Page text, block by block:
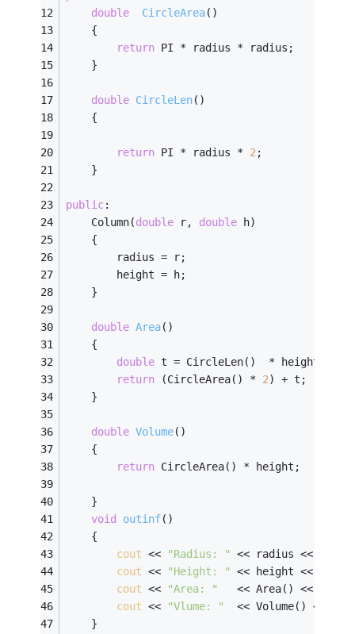
double
CircleArea()
	{
return PI * radius * radius;
	}
double CircleLen()
	{
return PI * radius * 2;
	}
public:
	Column(
double r, double h)
	{
		radius = r;
		height = h;
	}
double Area()
	{
double t = CircleLen()  * height;
return (CircleArea() * 2) + t;
	}
double Volume()
	{
return CircleArea() * height;
	}
void
outinf()
	{
cout << "Radius: " << radius <<
cout << "Height: " << height <<
cout << "Area: "
   << Area() <<
cout << "Vlume: "
  << Volume() <<
	}